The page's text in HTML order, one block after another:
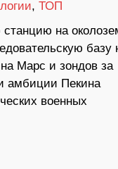
, ТОП
​​на
базу
Марс и зондов за
амбиции Пекина
военных